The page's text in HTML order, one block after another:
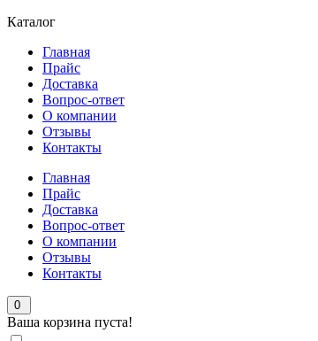
Каталог
Главная
Прайс
Доставка
Вопрос-ответ
О компании
Отзывы
Контакты
Главная
Прайс
Доставка
Вопрос-ответ
О компании
Отзывы
Контакты
0
Ваша корзина пуста!